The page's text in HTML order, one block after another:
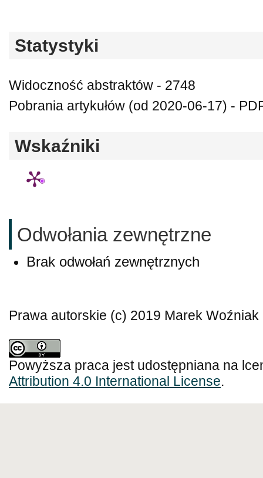
Statystyki
Widoczność abstraktów - 2748
Pobrania artykułów (od 2020-06-17) -
Wskaźniki
Odwołania zewnętrzne
Brak odwołań zewnętrznych
Prawa autorskie (c) 2019 Marek Woźniak
Powyższa praca jest udostępniana na
Attribution 4.0 International License.